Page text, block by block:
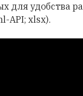
для удобства
API; xlsx).